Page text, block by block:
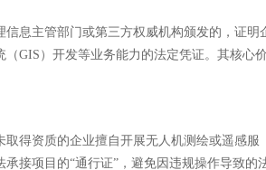
息主管部门或第三方权威机构颁发的，证明
GIS）开发等业务能力的法定凭证。其核心
得资质的企业擅自开展无人机测绘或遥感服
接项目的“通行证”，避免因违规操作导致的